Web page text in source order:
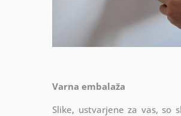
Varna embalaža
Slike, ustvarjene za vas, so